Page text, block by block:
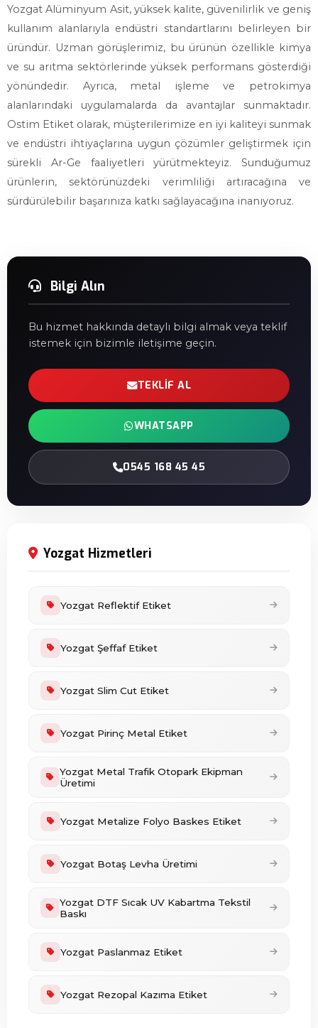
Yozgat Alüminyum Asit, yüksek kalite, güvenilirlik ve geniş
kullanım alanlarıyla endüstri standartlarını belirleyen bir
üründür. Uzman görüşlerimiz, bu ürünün özellikle kimya
ve su arıtma sektörlerinde yüksek performans gösterdiği
yönündedir. Ayrıca, metal işleme ve petrokimya
alanlarındaki uygulamalarda da avantajlar sunmaktadır.
Ostim Etiket olarak, müşterilerimize en iyi kaliteyi sunmak
ve endüstri ihtiyaçlarına uygun çözümler geliştirmek için
sürekli Ar-Ge faaliyetleri yürütmekteyiz. Sunduğumuz
ürünlerin, sektörünüzdeki verimliliği artıracağına ve
sürdürülebilir başarınıza katkı sağlayacağına inanıyoruz.
Bilgi Alın
Bu hizmet hakkında detaylı bilgi almak veya teklif
istemek için bizimle iletişime geçin.
TEKLIF AL
WHATSAPP
0545 168 45 45
Yozgat Hizmetleri
Yozgat Reflektif Etiket
Yozgat Şeffaf Etiket
Yozgat Slim Cut Etiket
Yozgat Pirinç Metal Etiket
Yozgat Metal Trafik Otopark Ekipman
Üretimi
Yozgat Metalize Folyo Baskes Etiket
Yozgat Botaş Levha Üretimi
Yozgat DTF Sıcak UV Kabartma Tekstil
Baskı
Yozgat Paslanmaz Etiket
Yozgat Rezopal Kazıma Etiket